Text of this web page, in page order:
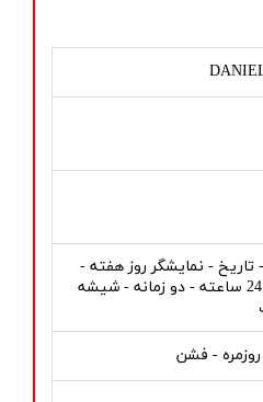
- نمایشگر روز هفته -
نمایشگر 24 ساعته - دو زمانه - شیشه
- فشن